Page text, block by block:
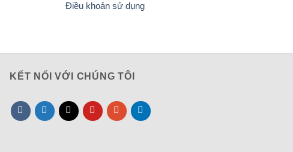
Điều khoản sử dụng
KẾT NỐI VỚI CHÚNG TÔI